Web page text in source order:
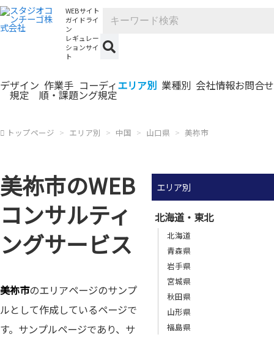
WEBサイト
ガイドライ
ン
レギュレー
ションサイ
ト
デザイン
規定
作業手
順・課題
コーディ
ング規定
エリア別 業種別 会社情報お問合せ
トップページ エリア別 中国 山口県 美祢市
美祢市のWEB
コンサルティ
ングサービス
美祢市のエリアページのサンプ
ルとして作成しているページで
す。サンプルページであり、サ
エリア別
北海道・東北
北海道
青森県
岩手県
宮城県
秋田県
山形県
福島県